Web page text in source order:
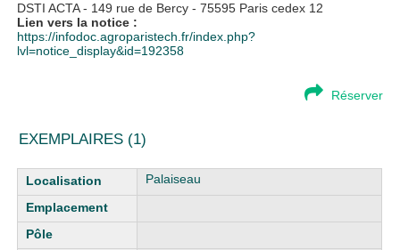
DSTI ACTA - 149 rue de Bercy - 75595 Paris cedex 12
Lien vers la notice :
https://infodoc.agroparistech.fr/index.php?
lvl=notice_display&id=192358
Réserver
EXEMPLAIRES (1)
Liste des exemplaires Palaiseau